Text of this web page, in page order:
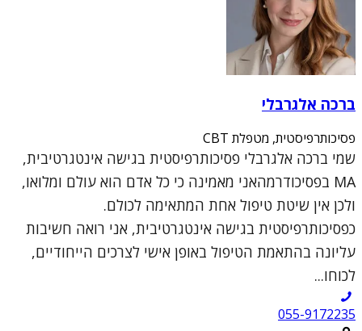
ברכה אלגרבלי
פסיכותרפיסטית, מטפלת CBT
שמי ברכה אלגרבלי פסיכותרפיסטית בגישה אינטגרטיבית,
MA בפסיכודרמהאני מאמינה כי כל אדם הוא עולם ומלואו,
ולכן אין שיטת טיפול אחת המתאימה לכולם.
כפסיכותרפיסטית בגישה אינטגרטיבית, אני רואה חשיבות
עליונה בהתאמת הטיפול באופן אישי לצרכים הייחודיים,
לכוחו...
055-9172235